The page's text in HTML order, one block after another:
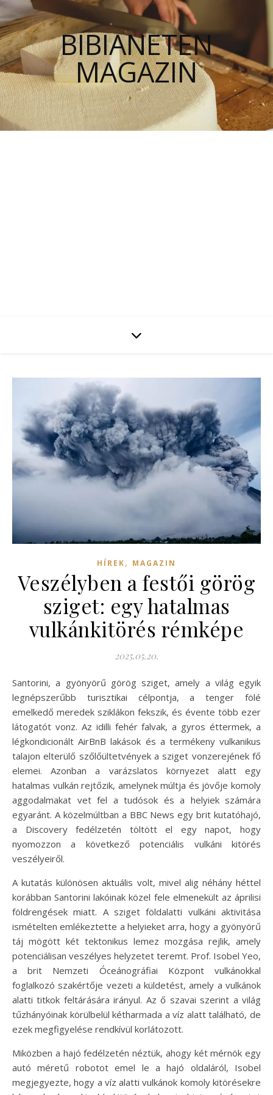
BIBIANETEN
MAGAZIN
HÍREK, MAGAZIN
Veszélyben a festői görög
sziget: egy hatalmas
vulkánkitörés rémképe
2025.05.20.
Santorini, a gyönyörű görög sziget, amely a világ egyik
legnépszerűbb turisztikai célpontja, a tenger fölé
emelkedő meredek sziklákon fekszik, és évente több ezer
látogatót vonz. Az idilli fehér falvak, a gyros éttermek, a
légkondicionált AirBnB lakások és a termékeny vulkanikus
talajon elterülő szőlőültetvények a sziget vonzerejének fő
elemei. Azonban a varázslatos környezet alatt egy
hatalmas vulkán rejtőzik, amelynek múltja és jövője komoly
aggodalmakat vet fel a tudósok és a helyiek számára
egyaránt. A közelmúltban a BBC News egy brit kutatóhajó,
a Discovery fedélzetén töltött el egy napot, hogy
nyomozzon a következő potenciális vulkáni kitörés
veszélyeiről.
A kutatás különösen aktuális volt, mivel alig néhány héttel
korábban Santorini lakóinak közel fele elmenekült az áprilisi
földrengések miatt. A sziget földalatti vulkáni aktivitása
ismételten emlékeztette a helyieket arra, hogy a gyönyörű
táj mögött két tektonikus lemez mozgása rejlik, amely
potenciálisan veszélyes helyzetet teremt. Prof. Isobel Yeo,
a brit Nemzeti Óceánográfiai Központ vulkánokkal
foglalkozó szakértője vezeti a küldetést, amely a vulkánok
alatti titkok feltárására irányul. Az ő szavai szerint a világ
tűzhányóinak körülbelül kétharmada a víz alatt található, de
ezek megfigyelése rendkívül korlátozott.
Miközben a hajó fedélzetén néztük, ahogy két mérnök egy
autó méretű robotot emel le a hajó oldaláról, Isobel
megjegyezte, hogy a víz alatti vulkánok komoly kitörésekre